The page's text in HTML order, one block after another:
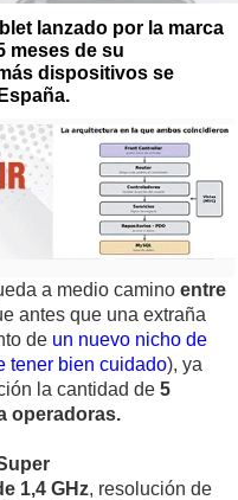
lanzado por la marca
meses de su
dispositivos se
a medio camino entre
antes que una extraña
de un nuevo nicho de
tener bien cuidado), ya
la cantidad de 5
operadoras.
1,4 GHz, resolución de